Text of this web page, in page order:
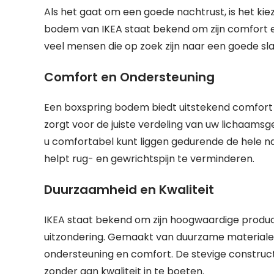
Als het gaat om een goede nachtrust, is het
bodem van IKEA staat bekend om zijn
veel mensen die op zoek zijn naar een goede
Comfort en Ondersteuning
Een boxspring bodem biedt uitstekend
zorgt voor de juiste verdeling van uw
u comfortabel kunt liggen gedurende de hele
helpt rug- en gewrichtspijn te verminderen.
Duurzaamheid en Kwaliteit
IKEA staat bekend om zijn hoogwaardige
uitzondering. Gemaakt van duurzame
ondersteuning en comfort. De stevige